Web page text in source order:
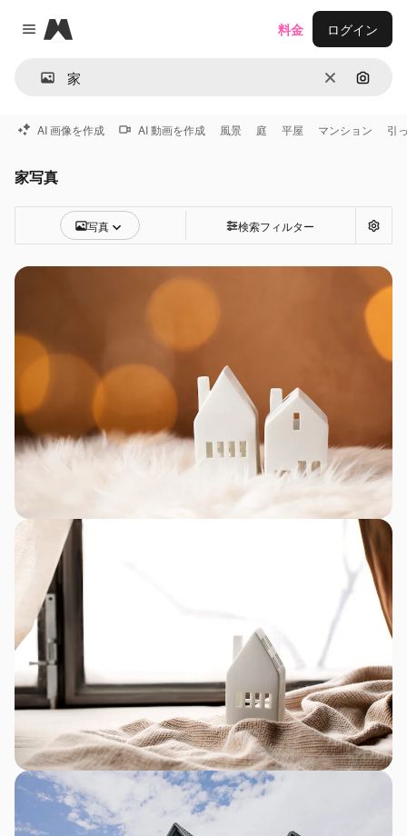
Close menu
Magnific
消去 画像で
料金 ログイン
AI 画像を作成 AI 動画を作成 風景 庭 平屋 マンション 引
家写真
写真 検索フィルター